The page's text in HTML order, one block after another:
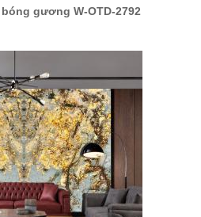
gương W-OTD-2792